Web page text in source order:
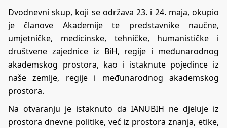
Dvodnevni skup, koji se održava 23. i 24. maja, okupio
je članove Akademije te predstavnike naučne,
umjetničke, medicinske, tehničke, humanističke i
društvene zajednice iz BiH, regije i međunarodnog
akademskog prostora, kao i istaknute pojedince iz
naše zemlje, regije i međunarodnog akademskog
prostora.
Na otvaranju je istaknuto da IANUBIH ne djeluje iz
prostora dnevne politike, već iz prostora znanja, etike,